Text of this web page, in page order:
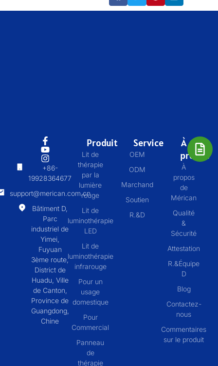
+86-
19928364677
support@merican.com.cn
Bâtiment D,
Parc
industriel de
Yimei,
Fuyuan
3ème route,
District de
Huadu, Ville
de Canton,
Province de
Guangdong,
Chine
Produit
Lit de
thérapie
par la
lumière
rouge
Lit de
luminothérapie
LED
Lit de
luminothérapie
infrarouge
Pour un
usage
domestique
Pour
Commercial
Panneau
de
thérapie
Service
OEM
ODM
Marchand
Soutien
R.&D
À
propos
À
propos
de
Mérican
Qualité
&
Sécurité
Attestation
R.&Équipe
D
Blog
Contactez-
nous
Commentaires
sur le produit